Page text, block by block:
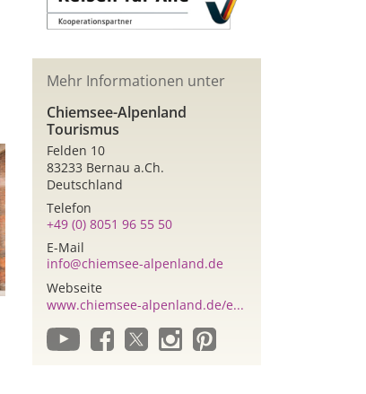
Mehr Informationen unter
Chiemsee-Alpenland
Tourismus
Felden 10
83233 Bernau a.Ch.
Deutschland
Telefon
+49 (0) 8051 96 55 50
E-Mail
info@chiemsee-alpenland.de
Webseite
www.chiemsee-alpenland.de/e...